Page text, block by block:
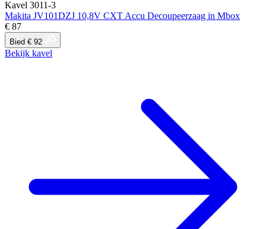
Kavel 3011-3
Makita JV101DZJ 10,8V CXT Accu Decoupeerzaag in Mbox
€ 87
Bied € 92
Bekijk kavel